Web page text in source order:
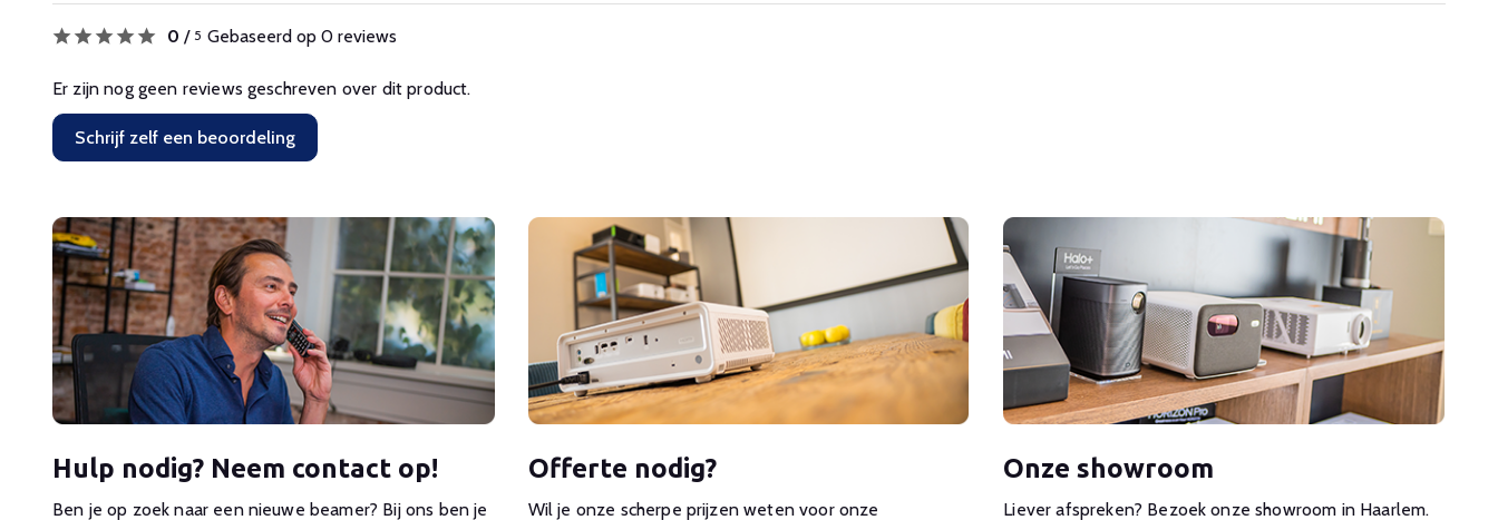
0 / 5 Gebaseerd op 0 reviews
Er zijn nog geen reviews geschreven over dit product.
Schrijf zelf een beoordeling
Hulp nodig? Neem contact op!
Ben je op zoek naar een nieuwe beamer? Bij ons ben je
Offerte nodig?
Wil je onze scherpe prijzen weten voor onze
Onze showroom
Liever afspreken? Bezoek onze showroom in Haarlem.